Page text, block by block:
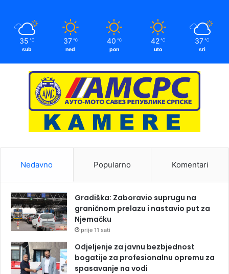
35 ℃
sub
37 ℃
ned
40 ℃
pon
42 ℃
uto
37 ℃
sri
Nedavno Popularno Komentari
Gradiška: Zaboravio suprugu na
graničnom prelazu i nastavio put za
Njemačku
prije 11 sati
Odjeljenje za javnu bezbjednost
bogatije za profesionalnu opremu za
spasavanje na vodi